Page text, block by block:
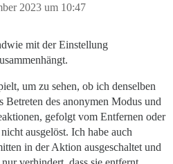
2023 um 10:47
mit der Einstellung
um zu sehen, ob ich denselben
Betreten des anonymen Modus und
gefolgt vom Entfernen oder
ausgelöst. Ich habe auch
in der Aktion ausgeschaltet und